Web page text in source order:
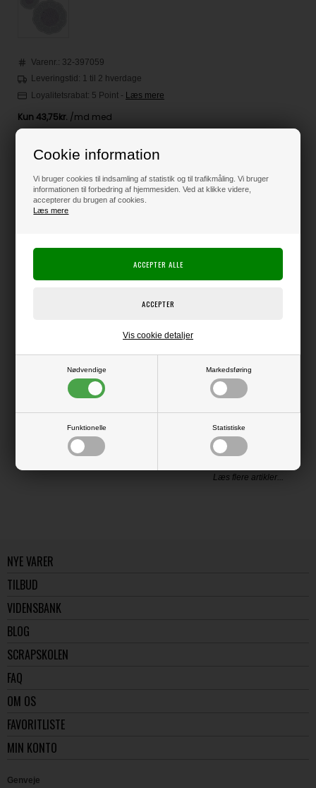
Cookie information
Vi bruger cookies til indsamling af statistik og til trafikmåling. Vi bruger
informationen til forbedring af hjemmesiden. Ved at klikke videre,
accepterer du brugen af cookies.
Læs mere
Nødvendige Markedsføring
Funktionelle Statistiske
Vis cookie detaljer
Varenr.: 32-397059
Leveringstid: 1 til 2 hverdage
Loyalitetsrabat: 5 Point - Læs mere
175,00DKK
Klik her for pris inkl. fragt
Varen er på lager
11.75cm x 11.75cm – 5.72cm x 5.72cm
LÆS OG BLIV INSPIRERET
Læs flere artikler...
NYE VARER
TILBUD
VIDENSBANK
BLOG
SCRAPSKOLEN
FAQ
OM OS
FAVORITLISTE
MIN KONTO
Genveje